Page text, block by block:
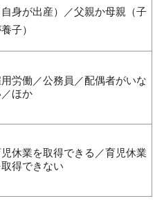
自身が出産）／父親か母親（子
子）
用労働／公務員／配偶者がいな
／ほか
休業を取得できる／育児休業
取得できない